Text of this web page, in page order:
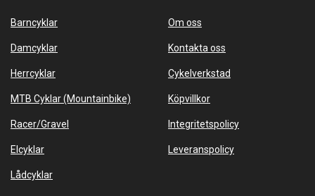
Barncyklar
Damcyklar
Herrcyklar
MTB Cyklar (Mountainbike)
Racer/Gravel
Elcyklar
Lådcyklar
Om oss
Kontakta oss
Cykelverkstad
Köpvillkor
Integritetspolicy
Leveranspolicy